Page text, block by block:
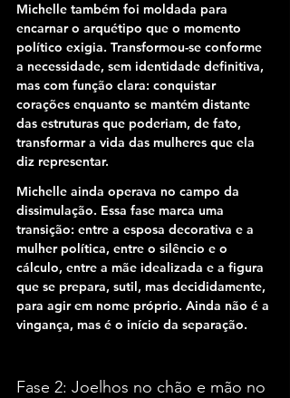
Michelle também foi moldada para
encarnar o arquétipo que o momento
político exigia. Transformou-se conforme
a necessidade, sem identidade definitiva,
mas com função clara: conquistar
corações enquanto se mantém distante
das estruturas que poderiam, de fato,
transformar a vida das mulheres que ela
diz representar.
Michelle ainda operava no campo da
dissimulação. Essa fase marca uma
transição: entre a esposa decorativa e a
mulher política, entre o silêncio e o
cálculo, entre a mãe idealizada e a figura
que se prepara, sutil, mas decididamente,
para agir em nome próprio. Ainda não é a
vingança, mas é o início da separação.
Fase 2: Joelhos no chão e mão no